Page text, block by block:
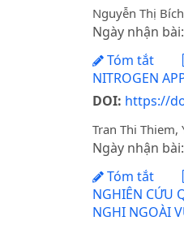
Nguyễn Thị
Ngày nhận
Tóm tắt
NITROGEN
DOI: https://
Tran Thi Thiem,
Ngày nhận
Tóm tắt
NGHIÊN CỨU
NGHI NGOÀI